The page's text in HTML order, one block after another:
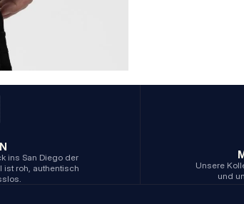
ins San Diego der
ist roh, authentisch
Unsere
und